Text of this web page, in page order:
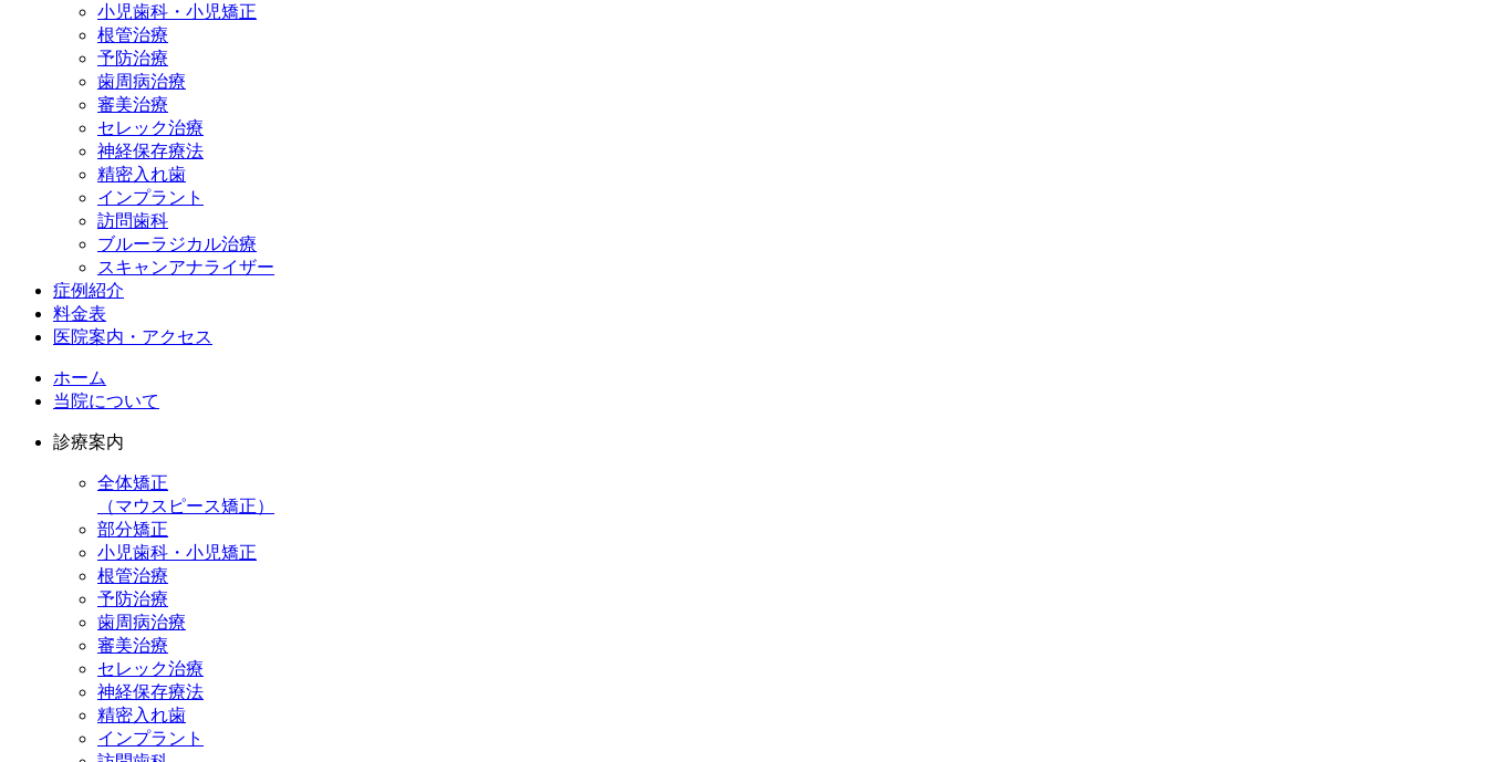
小児歯科・小児矯正
根管治療
予防治療
歯周病治療
審美治療
セレック治療
神経保存療法
精密入れ歯
インプラント
訪問歯科
ブルーラジカル治療
スキャンアナライザー
症例紹介
料金表
医院案内・アクセス
ホーム
当院について
診療案内
全体矯正
（マウスピース矯正）
部分矯正
小児歯科・小児矯正
根管治療
予防治療
歯周病治療
審美治療
セレック治療
神経保存療法
精密入れ歯
インプラント